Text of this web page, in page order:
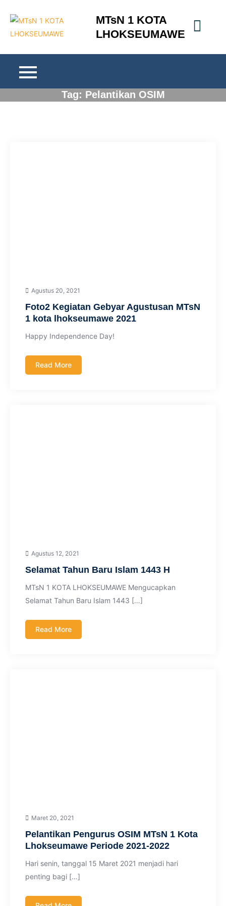
content
MTsN 1 KOTA
LHOKSEUMAWE
Tag: Pelantikan OSIM
Agustus 20, 2021
Foto2 Kegiatan Gebyar Agustusan MTsN
1 kota lhokseumawe 2021
Happy Independence Day!
Read More
Agustus 12, 2021
Selamat Tahun Baru Islam 1443 H
MTsN 1 KOTA LHOKSEUMAWE Mengucapkan
Selamat Tahun Baru Islam 1443 […]
Read More
Maret 20, 2021
Pelantikan Pengurus OSIM MTsN 1 Kota
Lhokseumawe Periode 2021-2022
Hari senin, tanggal 15 Maret 2021 menjadi hari
penting bagi […]